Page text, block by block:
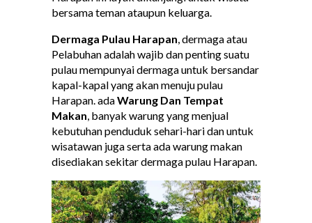
bersama teman ataupun keluarga.
Dermaga Pulau Harapan, dermaga atau
Pelabuhan adalah wajib dan penting suatu
pulau mempunyai dermaga untuk bersandar
kapal-kapal yang akan menuju pulau
Harapan. adaWarung Dan Tempat
Makan, banyak warung yang menjual
kebutuhan penduduk sehari-hari dan untuk
wisatawan juga serta ada warung makan
disediakan sekitar dermaga pulau Harapan.